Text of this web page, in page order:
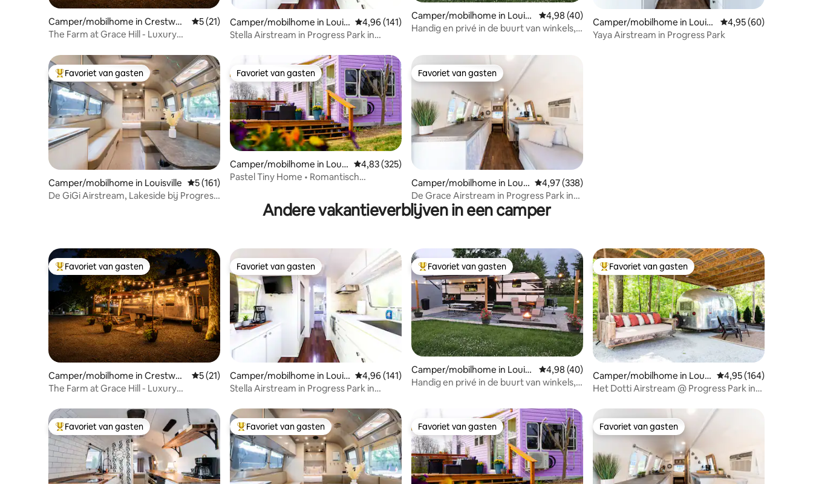
Camper/mobilhome in Crestwoo
d
Gemiddelde beoordeling van 5 op 5, 21 recensies
5 (21)
The Farm at Grace Hill - Luxury
Camper/mobilhome in Louis
ville
Gemiddelde beoordeling van 4,96 op 5, 141 recensies
4,96 (141)
Stella Airstream in Progress Park in
Camper/mobilhome in Louisv
ille
Gemiddelde beoordeling van 4,98 op 5, 40 recensies
4,98 (40)
Handig en privé in de buurt van winkels,
Camper/mobilhome in Louisv
ille
Gemiddelde
4,95 (60)
Yaya Airstream in Progress Park
Topfavoriet van gasten
Favoriet van gasten
Camper/mobilhome in Louisville Gemiddelde beoordeling van 5 op 5, 161 recensies
5 (161)
De GiGi Airstream, Lakeside bij Progress
Favoriet van gasten
Favoriet van gasten
Camper/mobilhome in Louis
ville
Gemiddelde beoordeling van 4,83 op 5, 325 recensies
4,83 (325)
Pastel Tiny Home • Romantisch
Favoriet van gasten
Favoriet van gasten
Camper/mobilhome in Louis
ville
Gemiddelde beoordeling van 4,97 op 5, 338 recensies
4,97 (338)
De Grace Airstream in Progress Park in
Derby City
Andere vakantieverblijven in een camper
Topfavoriet van gasten
Favoriet van gasten
Camper/mobilhome in Crestwoo
d
Gemiddelde beoordeling van 5 op 5, 21 recensies
5 (21)
The Farm at Grace Hill - Luxury
Favoriet van gasten
Favoriet van gasten
Camper/mobilhome in Louis
ville
Gemiddelde beoordeling van 4,96 op 5, 141 recensies
4,96 (141)
Stella Airstream in Progress Park in
Topfavoriet van gasten
Favoriet van gasten
Camper/mobilhome in Louisv
ille
Gemiddelde beoordeling van 4,98 op 5, 40 recensies
4,98 (40)
Handig en privé in de buurt van winkels,
Topfavoriet van gasten
Favoriet van gasten
Camper/mobilhome in Louis
ville
Gemiddelde
4,95 (164)
Het Dotti Airstream @ Progress Park in
Topfavoriet van gasten
Favoriet van gasten Topfavoriet van gasten
Favoriet van gasten Favoriet van gasten
Favoriet van gasten Favoriet van gasten
Favoriet van gasten